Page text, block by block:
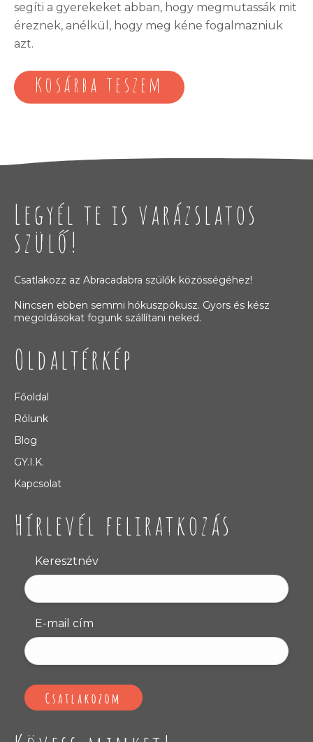
segíti a gyerekeket abban, hogy megmutassák mit
éreznek, anélkül, hogy meg kéne fogalmazniuk
azt.
Kosárba teszem
Legyél te is varázslatos
szülő!
Csatlakozz az Abracadabra szülők közösségéhez!
Nincsen ebben semmi hókuszpókusz. Gyors és kész
megoldásokat fogunk szállítani neked.
Oldaltérkép
Főoldal
Rólunk
Blog
GY.I.K.
Kapcsolat
Hírlevél feliratkozás
Keresztnév
E-mail cím